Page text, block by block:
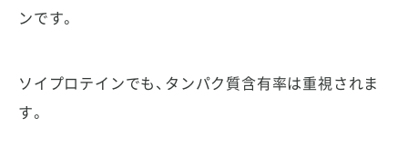
ンです。
ソイプロテインでも、タンパク質含有率は重視されま
す。